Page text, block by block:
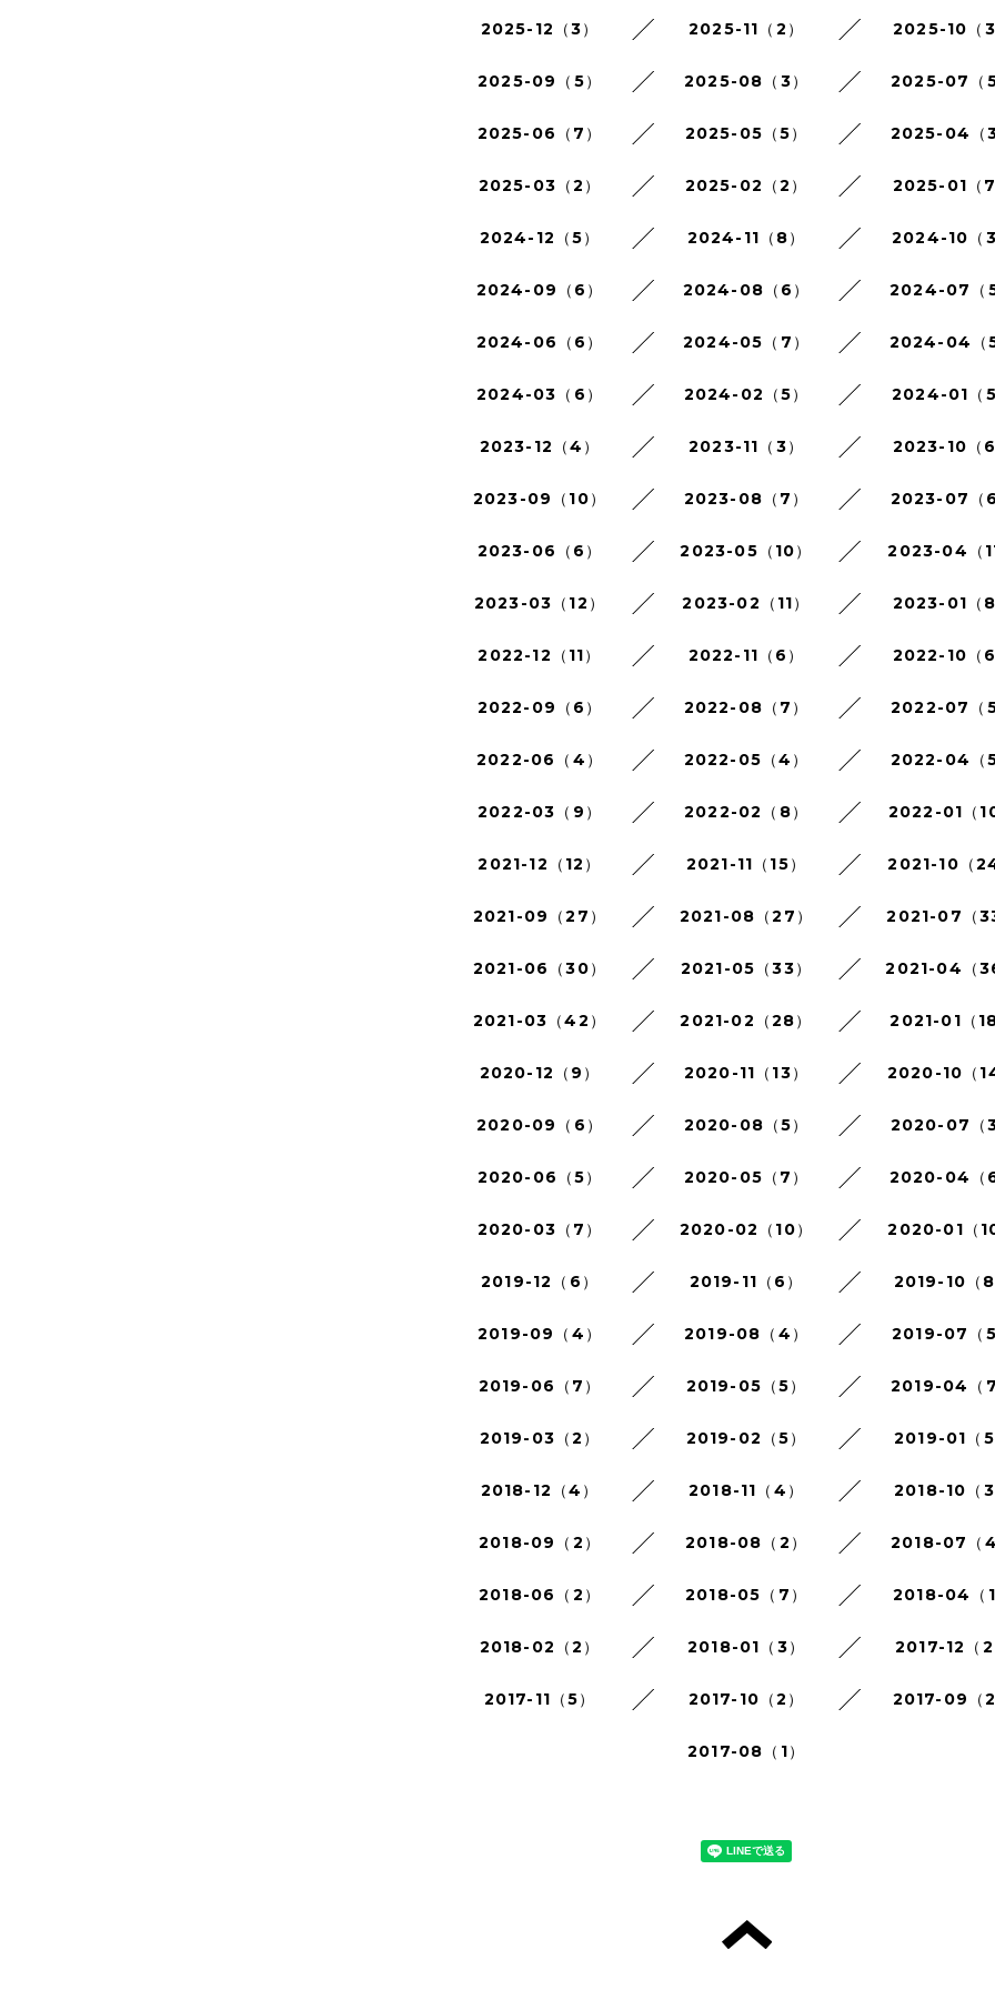
2025-12（3） 2025-11（2） 2025-10（3
2025-09（5） 2025-08（3） 2025-07（5
2025-06（7） 2025-05（5） 2025-04（3
2025-03（2） 2025-02（2） 2025-01（7
2024-12（5） 2024-11（8） 2024-10（3
2024-09（6） 2024-08（6） 2024-07（5
2024-06（6） 2024-05（7） 2024-04（5
2024-03（6） 2024-02（5） 2024-01（5
2023-12（4） 2023-11（3） 2023-10（6
2023-09（10） 2023-08（7） 2023-07（6
2023-06（6） 2023-05（10） 2023-04（11
2023-03（12） 2023-02（11） 2023-01（8
2022-12（11） 2022-11（6） 2022-10（6
2022-09（6） 2022-08（7） 2022-07（5
2022-06（4） 2022-05（4） 2022-04（5
2022-03（9） 2022-02（8） 2022-01（10
2021-12（12） 2021-11（15） 2021-10（24
2021-09（27） 2021-08（27） 2021-07（33
2021-06（30） 2021-05（33） 2021-04（
2021-03（42） 2021-02（28） 2021-01（18
2020-12（9） 2020-11（13） 2020-10（14
2020-09（6） 2020-08（5） 2020-07（3
2020-06（5） 2020-05（7） 2020-04（6
2020-03（7） 2020-02（10） 2020-01（10
2019-12（6） 2019-11（6） 2019-10（8
2019-09（4） 2019-08（4） 2019-07（5
2019-06（7） 2019-05（5） 2019-04（7
2019-03（2） 2019-02（5） 2019-01（5
2018-12（4） 2018-11（4） 2018-10（3
2018-09（2） 2018-08（2） 2018-07（4
2018-06（2） 2018-05（7） 2018-04（1
2018-02（2） 2018-01（3） 2017-12（2
2017-11（5） 2017-10（2） 2017-09（2
2017-08（1）